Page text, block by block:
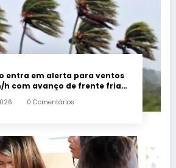
entra em alerta para ventos
h com avanço de frente fria
0 Comentários